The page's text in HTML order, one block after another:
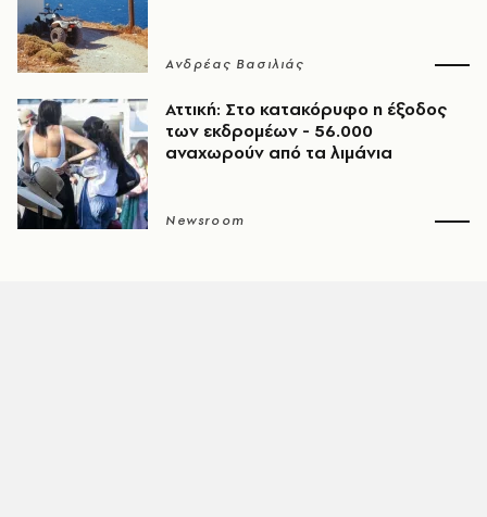
Ανδρέας Βασιλιάς
Αττική: Στο κατακόρυφο η έξοδος
των εκδρομέων - 56.000
αναχωρούν από τα λιμάνια
Newsroom